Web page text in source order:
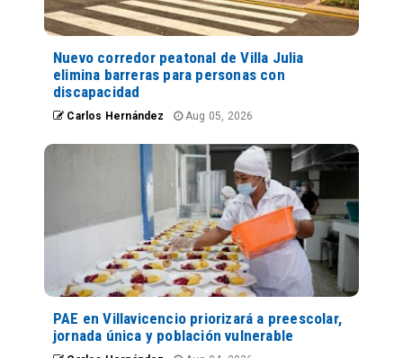
Nuevo corredor peatonal de Villa Julia
elimina barreras para personas con
discapacidad
Carlos Hernández Aug 05, 2026
PAE en Villavicencio priorizará a preescolar,
jornada única y población vulnerable